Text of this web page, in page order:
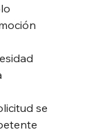
se